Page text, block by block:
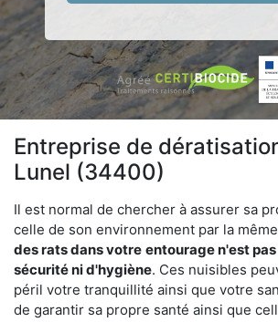
Entreprise de
Lunel (34400)
Il est normal de chercher à assurer sa
celle de son environnement par la
des rats dans votre entourage n'est
sécurité ni d'hygiène. Ces nuisibles
péril votre tranquillité ainsi que votre
de garantir sa propre santé ainsi que